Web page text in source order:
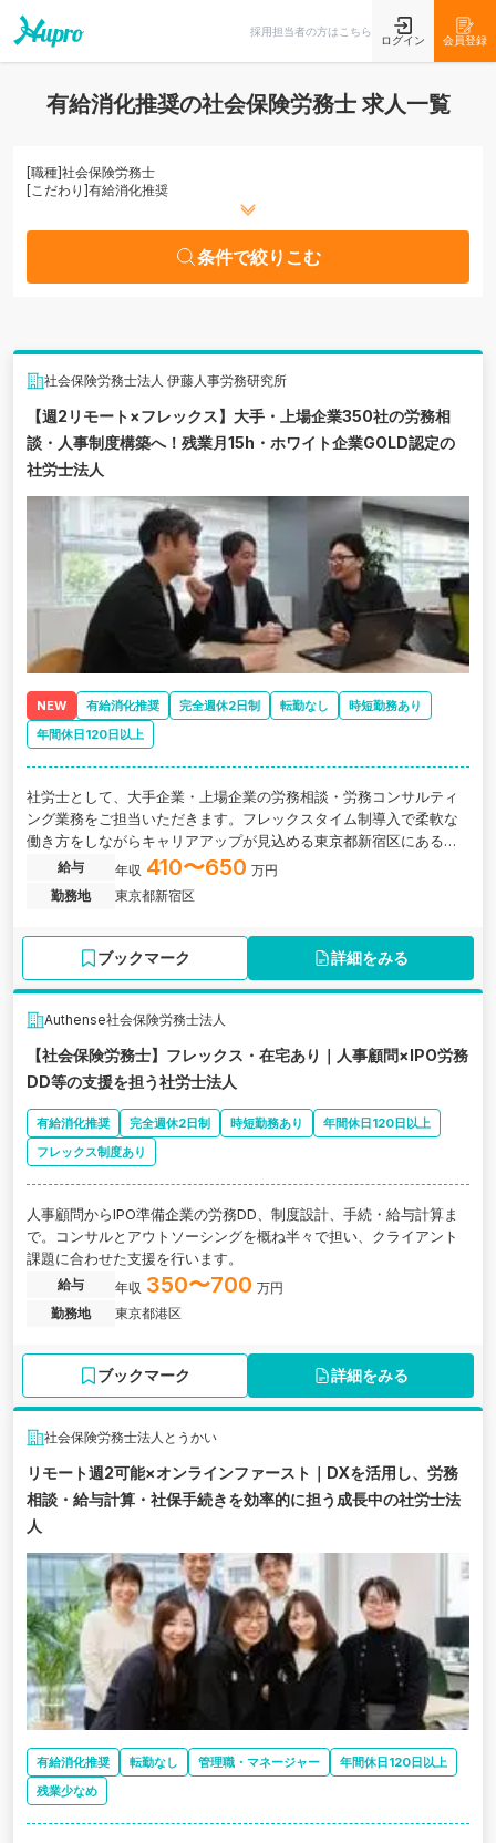
採用担当者の方はこちら
ログイン 会員登録
有給消化推奨の社会保険労務士 求人一覧
[職種]社会保険労務士
[こだわり]有給消化推奨
条件で絞りこむ
社会保険労務士法人 伊藤人事労務研究所
【週2リモート×フレックス】大手・上場企業350社の労務相
談・人事制度構築へ！残業月15h・ホワイト企業GOLD認定の
社労士法人
NEW 有給消化推奨 完全週休2日制 転勤なし
時短勤務あり
年間休日120日以上
社労士として、大手企業・上場企業の労務相談・労務コンサルティ
ング業務をご担当いただきます。フレックスタイム制導入で柔軟な
働き方をしながらキャリアアップが見込める東京都新宿区にある、
大手上場企業から中小企業まで幅広い経験が積める社労士法人の求
人です。
給与 年収 410〜650 万円
勤務地
東京都新宿区
ブックマーク 詳細をみる
Authense社会保険労務士法人
【社会保険労務士】フレックス・在宅あり｜人事顧問×IPO労務
DD等の支援を担う社労士法人
有給消化推奨 完全週休2日制 時短勤務あり
年間休日120日以上
フレックス制度あり
人事顧問からIPO準備企業の労務DD、制度設計、手続・給与計算ま
で。コンサルとアウトソーシングを概ね半々で担い、クライアント
課題に合わせた支援を行います。
給与 年収 350〜700 万円
勤務地
東京都港区
ブックマーク 詳細をみる
社会保険労務士法人とうかい
リモート週2可能×オンラインファースト｜DXを活用し、労務
相談・給与計算・社保手続きを効率的に担う成長中の社労士法
人
有給消化推奨 転勤なし 管理職・マネージャー
年間休日120日以上
残業少なめ